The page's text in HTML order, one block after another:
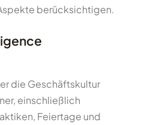
berücksichtigen.
die Geschäftskultur
einschließlich
Feiertage und